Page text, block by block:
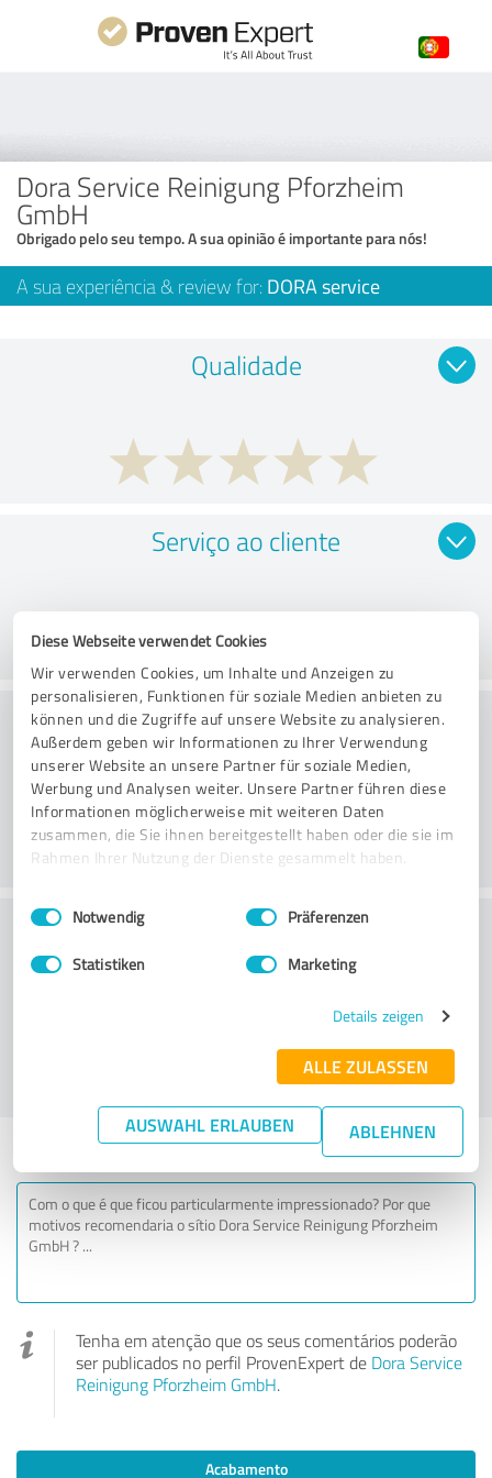
Diese Webseite verwendet Cookies
Wir verwenden Cookies, um Inhalte und Anzeigen zu
personalisieren, Funktionen für soziale Medien anbieten zu
können und die Zugriffe auf unsere Website zu analysieren.
Außerdem geben wir Informationen zu Ihrer Verwendung
unserer Website an unsere Partner für soziale Medien,
Werbung und Analysen weiter. Unsere Partner führen diese
Informationen möglicherweise mit weiteren Daten
zusammen, die Sie ihnen bereitgestellt haben oder die sie im
Rahmen Ihrer Nutzung der Dienste gesammelt haben.
Impressum Datenschutzbestimmungen
Einwilligungsauswahl
Notwendig Präferenzen
Statistiken Marketing
Details zeigen
ALLE ZULASSEN
AUSWAHL ERLAUBEN ABLEHNEN
Dora Service Reinigung Pforzheim
GmbH
Obrigado pelo seu tempo. A sua opinião é importante para nós!
A sua experiência & review for: DORA service
Qualidade
Serviço ao cliente
O que acha da relação
preço/desempenho?
Qual é a probabilidade de recomendar
Dora Service Reinigung Pforzheim GmbH
6 7 8 9 10
Extremamente provável
A sua experiência pessoal
Tenha em atenção que os seus comentários poderão
ser publicados no perfil ProvenExpert de Dora Service
Reinigung Pforzheim GmbH.
Acabamento